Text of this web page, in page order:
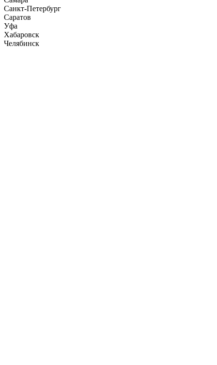
Санкт-Петербург
Саратов
Уфа
Хабаровск
Челябинск